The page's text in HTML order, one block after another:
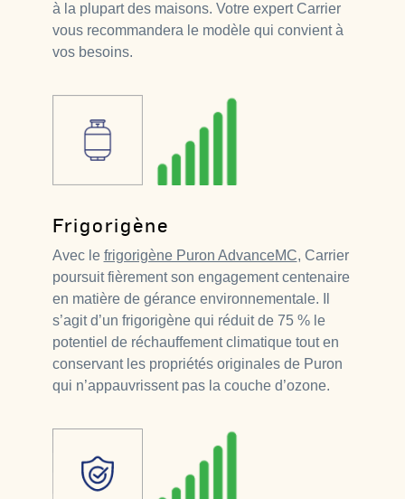
à la plupart des maisons. Votre expert Carrier
vous recommandera le modèle qui convient à
vos besoins.
Frigorigène
Avec le frigorigène Puron AdvanceMC, Carrier
poursuit fièrement son engagement centenaire
en matière de gérance environnementale. Il
s’agit d’un frigorigène qui réduit de 75 % le
potentiel de réchauffement climatique tout en
conservant les propriétés originales de Puron
qui n’appauvrissent pas la couche d’ozone.